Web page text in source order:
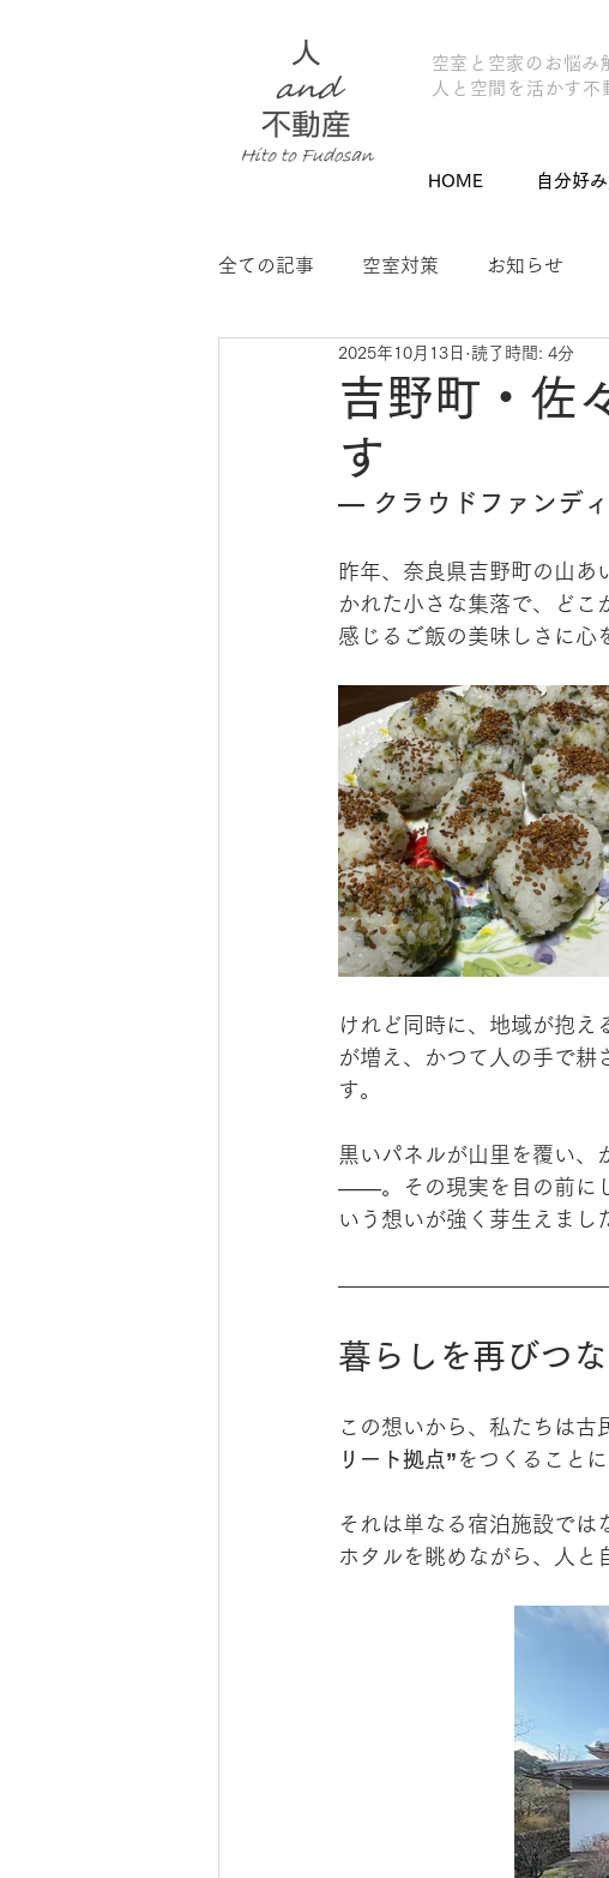
空室と空家のお悩み
人と空間を活かす不
HOME 自分好
全ての記事 空室対策 お知らせ
神吉マンション1 自分好み賃貸プ
シェアオフィス
吉野町・佐
す
2025年10月13日 読了時間: 4分
― クラウドファンデ
昨年、奈良県吉野町の山あ
かれた小さな集落で、どこ
感じるご飯の美味しさに心
けれど同時に、地域が抱え
が増え、かつて人の手で耕
す。
黒いパネルが山里を覆い、
——。その現実を目の前に
いう想いが強く芽生えまし
暮らしを再びつ
この想いから、私たちは古
リート拠点” をつくることに
それは単なる宿泊施設では
ホタルを眺めながら、人と